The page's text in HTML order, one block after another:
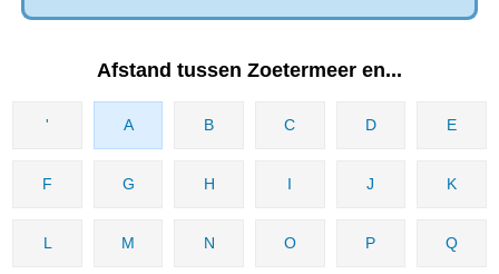
Afstand tussen Zoetermeer en...
' A B C D E
F G H I J K
L M N O P Q